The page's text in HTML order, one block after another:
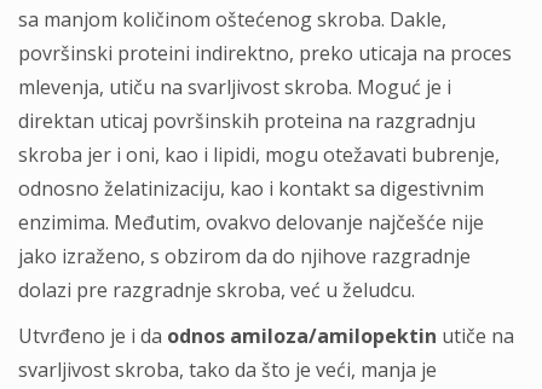
sa manjom količinom oštećenog skroba. Dakle,
površinski proteini indirektno, preko uticaja na proces
mlevenja, utiču na svarljivost skroba. Moguć je i
direktan uticaj površinskih proteina na razgradnju
skroba jer i oni, kao i lipidi, mogu otežavati bubrenje,
odnosno želatinizaciju, kao i kontakt sa digestivnim
enzimima. Međutim, ovakvo delovanje najčešće nije
jako izraženo, s obzirom da do njihove razgradnje
dolazi pre razgradnje skroba, već u želudcu.
Utvrđeno je i da odnos amiloza/amilopektin utiče na
svarljivost skroba, tako da što je veći, manja je